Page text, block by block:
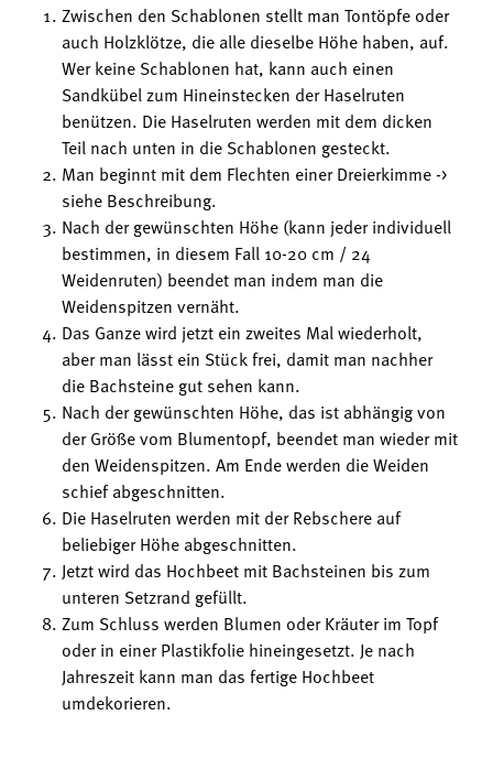
Zwischen den Schablonen stellt man Tontöpfe oder
auch Holzklötze, die alle dieselbe Höhe haben, auf.
Wer keine Schablonen hat, kann auch einen
Sandkübel zum Hineinstecken der Haselruten
benützen. Die Haselruten werden mit dem dicken
Teil nach unten in die Schablonen gesteckt.
Man beginnt mit dem Flechten einer Dreierkimme ->
siehe Beschreibung.
Nach der gewünschten Höhe (kann jeder individuell
bestimmen, in diesem Fall 10-20 cm / 24
Weidenruten) beendet man indem man die
Weidenspitzen vernäht.
Das Ganze wird jetzt ein zweites Mal wiederholt,
aber man lässt ein Stück frei, damit man nachher
die Bachsteine gut sehen kann.
Nach der gewünschten Höhe, das ist abhängig von
der Größe vom Blumentopf, beendet man wieder mit
den Weidenspitzen. Am Ende werden die Weiden
schief abgeschnitten.
Die Haselruten werden mit der Rebschere auf
beliebiger Höhe abgeschnitten.
Jetzt wird das Hochbeet mit Bachsteinen bis zum
unteren Setzrand gefüllt.
Zum Schluss werden Blumen oder Kräuter im Topf
oder in einer Plastikfolie hineingesetzt. Je nach
Jahreszeit kann man das fertige Hochbeet
umdekorieren.